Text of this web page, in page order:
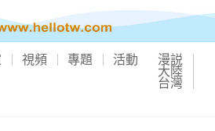
視頻 專題 活動 漫説
大陸
台灣